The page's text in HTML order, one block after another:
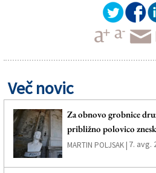
Več novic
Za obnovo grobnice
približno polovico
MARTIN POLJSAK | 7. avg.